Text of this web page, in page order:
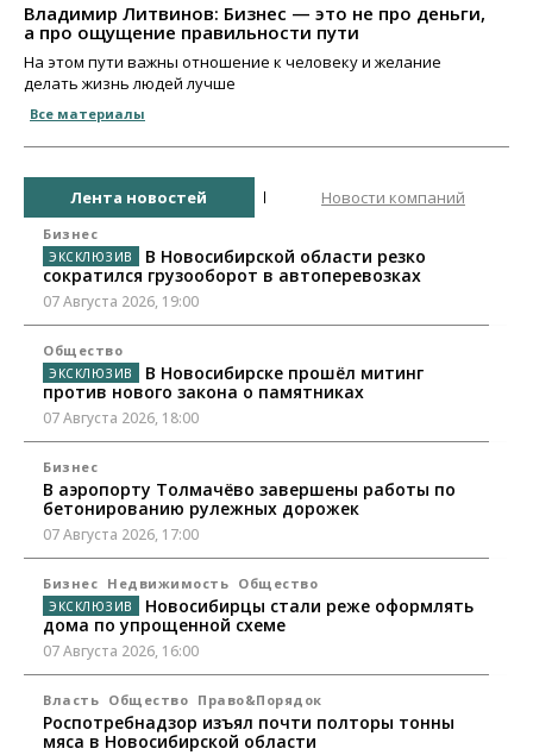
Владимир Литвинов: Бизнес — это не про деньги,
а про ощущение правильности пути
На этом пути важны отношение к человеку и желание
делать жизнь людей лучше
Все материалы
Лента новостей Новости компаний
Бизнес
В Новосибирской области резко
сократился грузооборот в автоперевозках
07 Августа 2026, 19:00
Общество
В Новосибирске прошёл митинг
против нового закона о памятниках
07 Августа 2026, 18:00
Бизнес
В аэропорту Толмачёво завершены работы по
бетонированию рулежных дорожек
07 Августа 2026, 17:00
Бизнес Недвижимость Общество
Новосибирцы стали реже оформлять
дома по упрощенной схеме
07 Августа 2026, 16:00
Власть Общество Право&Порядок
Роспотребнадзор изъял почти полторы тонны
мяса в Новосибирской области